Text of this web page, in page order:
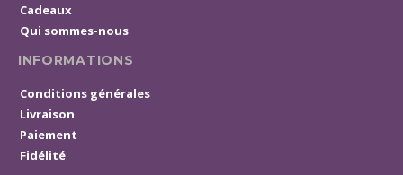
Cadeaux
Qui sommes-nous
INFORMATIONS
Conditions générales
Livraison
Paiement
Fidélité